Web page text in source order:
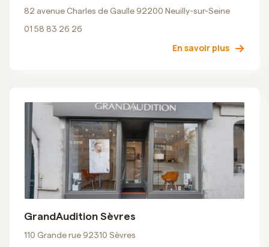
82 avenue Charles de Gaulle 92200 Neuilly-sur-Seine
01 58 83 26 26
En savoir plus
GrandAudition Sèvres
110 Grande rue 92310 Sèvres